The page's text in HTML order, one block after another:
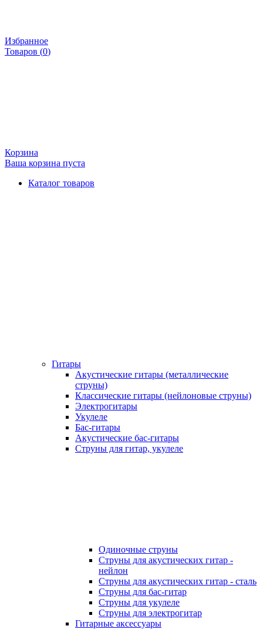
Избранное
Товаров (0)
Корзина
Ваша корзина пуста
Каталог товаров
Гитары
Акустические гитары (металлические
струны)
Классические гитары (нейлоновые струны)
Электрогитары
Укулеле
Бас-гитары
Акустические бас-гитары
Струны для гитар, укулеле
Одиночные струны
Струны для акустических гитар -
нейлон
Струны для акустических гитар - сталь
Струны для бас-гитар
Струны для укулеле
Струны для электрогитар
Гитарные аксессуары